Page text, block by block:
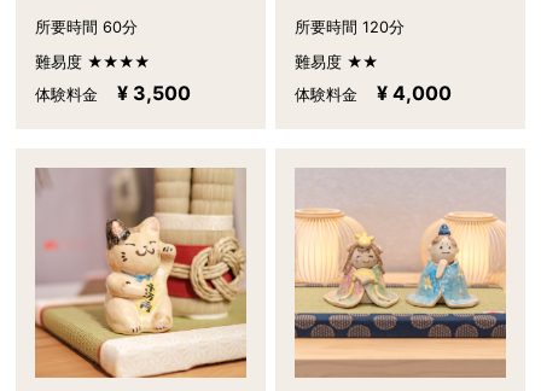
所要時間 60分
難易度 ★★★★
体験料金
¥ 3,500
所要時間 120分
難易度 ★★
体験料金
¥ 4,000